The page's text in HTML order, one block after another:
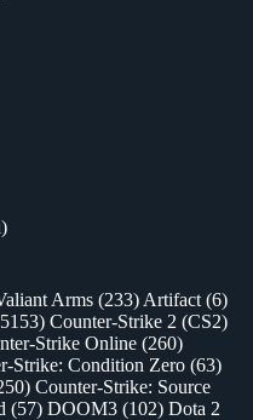
Arms (233) Artifact (6)
Counter-Strike 2 (CS2)
Strike Online (260)
Strike: Condition Zero (63)
Counter-Strike: Source
(57) DOOM3 (102) Dota 2